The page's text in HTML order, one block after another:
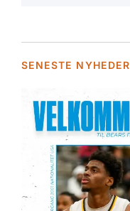
SENESTE NYHEDER